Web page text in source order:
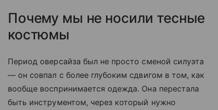
Почему мы не носили тесные
костюмы
Период оверсайза был не просто сменой силуэта
— он совпал с более глубоким сдвигом в том, как
вообще воспринимается одежда. Она перестала
быть инструментом, через который нужно